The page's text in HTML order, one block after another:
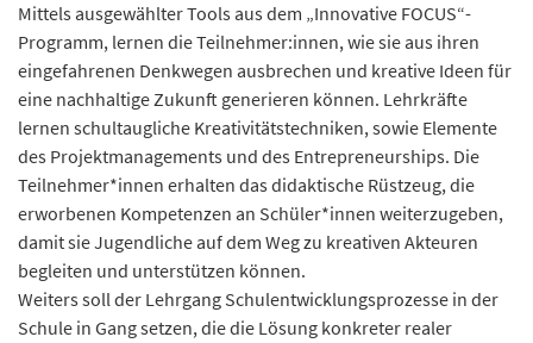
Mittels ausgewählter Tools aus dem „Innovative FOCUS“-
Programm, lernen die Teilnehmer:innen, wie sie aus ihren
eingefahrenen Denkwegen ausbrechen und kreative Ideen für
eine nachhaltige Zukunft generieren können. Lehrkräfte
lernen schultaugliche Kreativitätstechniken, sowie Elemente
des Projektmanagements und des Entrepreneurships. Die
Teilnehmer*innen erhalten das didaktische Rüstzeug, die
erworbenen Kompetenzen an Schüler*innen weiterzugeben,
damit sie Jugendliche auf dem Weg zu kreativen Akteuren
begleiten und unterstützen können.
Weiters soll der Lehrgang Schulentwicklungsprozesse in der
Schule in Gang setzen, die die Lösung konkreter realer